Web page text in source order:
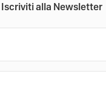
Iscriviti alla Newsletter